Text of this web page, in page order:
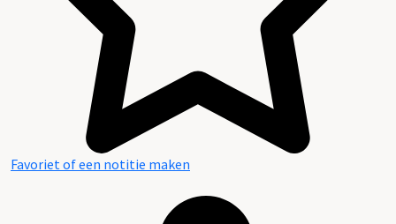
Favoriet of een notitie maken